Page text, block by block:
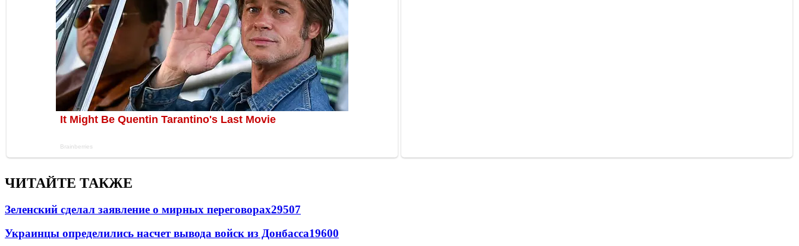
ЧИТАЙТЕ ТАКЖЕ
Зеленский сделал заявление о мирных переговорах29507
Украинцы определились насчет вывода войск из Донбасса19600